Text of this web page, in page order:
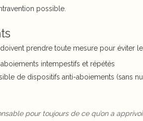
possible.
doivent prendre toute mesure pour éviter
intempestifs et répétés
de dispositifs anti-aboiements (sans
pour toujours de ce qu’on a